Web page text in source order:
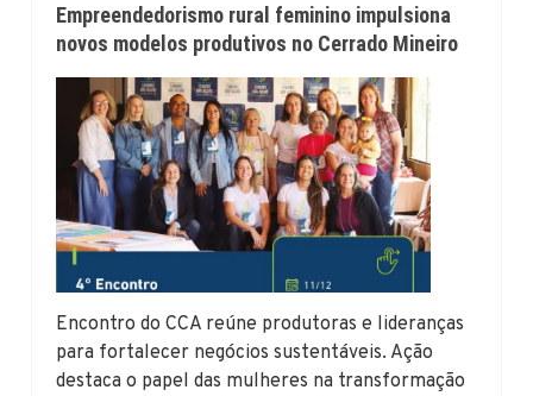
Empreendedorismo rural feminino impulsiona
novos modelos produtivos no Cerrado Mineiro
Encontro do CCA reúne produtoras e lideranças
para fortalecer negócios sustentáveis. Ação
destaca o papel das mulheres na transformação